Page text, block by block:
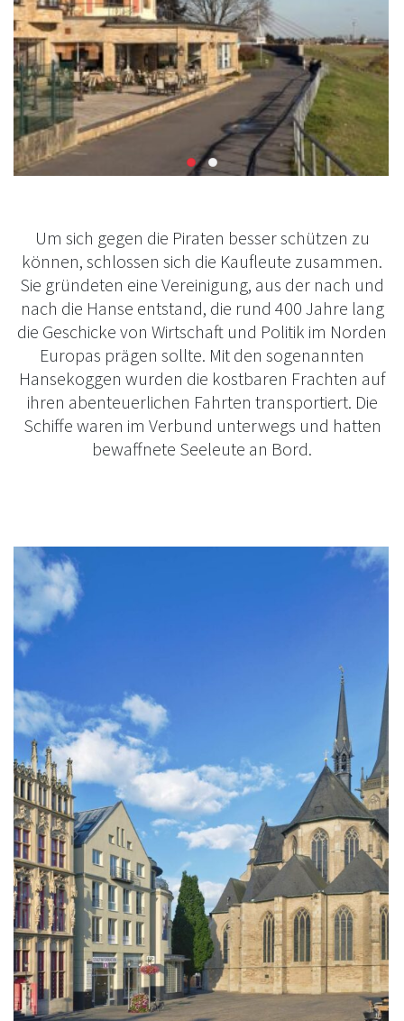
Um sich gegen die Piraten besser schützen zu
können, schlossen sich die Kaufleute zusammen.
Sie gründeten eine Vereinigung, aus der nach und
nach die Hanse entstand, die rund 400 Jahre lang
die Geschicke von Wirtschaft und Politik im Norden
Europas prägen sollte. Mit den sogenannten
Hansekoggen wurden die kostbaren Frachten auf
ihren abenteuerlichen Fahrten transportiert. Die
Schiffe waren im Verbund unterwegs und hatten
bewaffnete Seeleute an Bord.